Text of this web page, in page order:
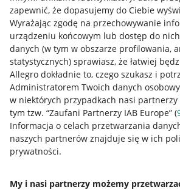
zapewnić, że dopasujemy do Ciebie
Wyrażając zgodę na przechowywanie
urządzeniu końcowym lub dostęp do
danych (w tym w obszarze profilowania,
statystycznych) sprawiasz, że łatwiej
Allegro dokładnie to, czego szukasz i
Administratorem Twoich danych
w niektórych przypadkach nasi partnerzy
tym tzw. “Zaufani Partnerzy IAB Europe” (
Informacja o celach przetwarzania
naszych partnerów znajduje się w ich
prywatności.
My i nasi partnerzy możemy
Przydatne informacje
Jak to działa